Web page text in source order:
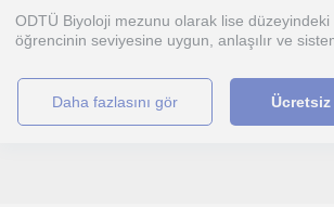
ODTÜ Biyoloji mezunu olarak lise düzeyindeki
öğrencinin seviyesine uygun, anlaşılır ve
daha fazlasını gör